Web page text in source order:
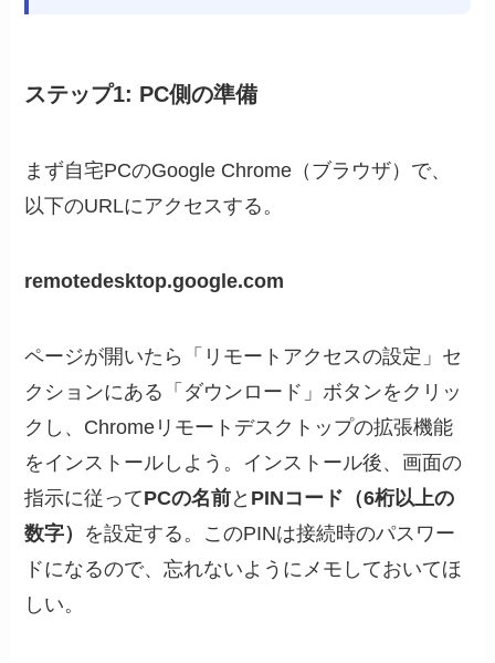
ステップ1: PC側の準備
まず自宅PCのGoogle Chrome（ブラウザ）で、
以下のURLにアクセスする。
remotedesktop.google.com
ページが開いたら「リモートアクセスの設定」セ
クションにある「ダウンロード」ボタンをクリッ
クし、Chromeリモートデスクトップの拡張機能
をインストールしよう。インストール後、画面の
指示に従ってPCの名前と PINコード（6桁以上の
数字） を設定する。このPINは接続時のパスワー
ドになるので、忘れないようにメモしておいてほ
しい。